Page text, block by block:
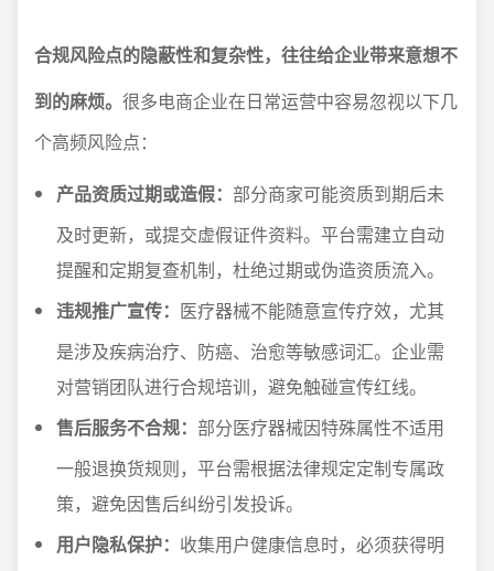
合规风险点的隐蔽性和复杂性，往往给企业带来意想不
到的麻烦。 很多电商企业在日常运营中容易忽视以下几
个高频风险点：
产品资质过期或造假： 部分商家可能资质到期后未
及时更新，或提交虚假证件资料。平台需建立自动
提醒和定期复查机制，杜绝过期或伪造资质流入。
违规推广宣传： 医疗器械不能随意宣传疗效，尤其
是涉及疾病治疗、防癌、治愈等敏感词汇。企业需
对营销团队进行合规培训，避免触碰宣传红线。
售后服务不合规： 部分医疗器械因特殊属性不适用
一般退换货规则，平台需根据法律规定定制专属政
策，避免因售后纠纷引发投诉。
用户隐私保护： 收集用户健康信息时，必须获得明